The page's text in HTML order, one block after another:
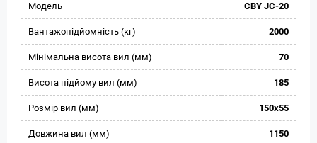
Модель CBY JС-20
Вантажопідйомність (кг) 2000
Мінімальна висота вил (мм) 70
Висота підйому вил (мм) 185
Розмір вил (мм) 150х55
Довжина вил (мм) 1150